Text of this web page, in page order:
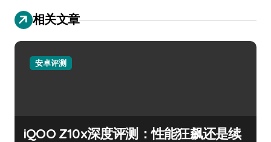
相关文章
安卓评测
iQOO Z10x深度评测：性能狂飙还是续